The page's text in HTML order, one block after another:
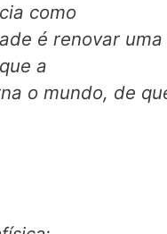
como
é renovar
a
o mundo, de